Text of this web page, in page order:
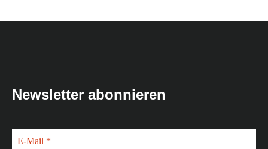
Newsletter abonnieren